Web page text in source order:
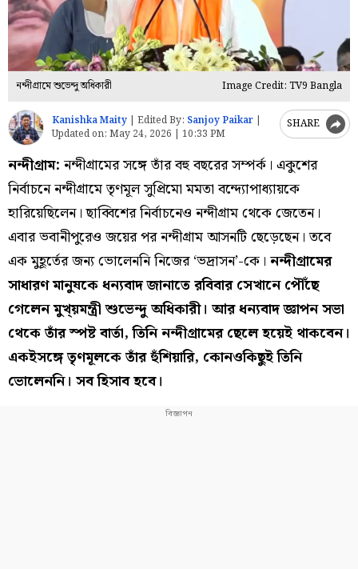
নন্দীগ্রামে শুভেন্দু অধিকারী Image Credit: TV9 Bangla
Kanishka Maity Edited By: Sanjoy Paikar
Updated on: May 24, 2026 | 10:33 PM
SHARE
নন্দীগ্রাম: নন্দীগ্রামের সঙ্গে তাঁর বহু বছরের সম্পর্ক। একুশের
নির্বাচনে নন্দীগ্রামে তৃণমূল সুপ্রিমো মমতা বন্দ্যোপাধ্যায়কে
হারিয়েছিলেন। ছাব্বিশের নির্বাচনেও নন্দীগ্রাম থেকে জেতেন।
এবার ভবানীপুরেও জয়ের পর নন্দীগ্রাম আসনটি ছেড়েছেন। তবে
এক মুহূর্তের জন্য ভোলেননি নিজের ‘ভদ্রাসন’-কে। নন্দীগ্রামের
সাধারণ মানুষকে ধন্যবাদ জানাতে রবিবার সেখানে পৌঁছে
গেলেন মুখ্য়মন্ত্রী শুভেন্দু অধিকারী। আর ধন্যবাদ জ্ঞাপন সভা
থেকে তাঁর স্পষ্ট বার্তা, তিনি নন্দীগ্রামের ছেলে হয়েই থাকবেন।
একইসঙ্গে তৃণমূলকে তাঁর হুঁশিয়ারি, কোনওকিছুই তিনি
ভোলেননি। সব হিসাব হবে।